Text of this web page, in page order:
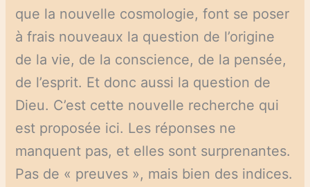
que la nouvelle cosmologie, font se poser
à frais nouveaux la question de l’origine
de la vie, de la conscience, de la pensée,
de l’esprit. Et donc aussi la question de
Dieu. C’est cette nouvelle recherche qui
est proposée ici. Les réponses ne
manquent pas, et elles sont surprenantes.
Pas de « preuves », mais bien des indices.